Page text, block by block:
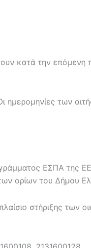
κατά την επόμενη
ημερομηνίες των
ΕΣΠΑ της
ορίων του Δήμου
στήριξης των